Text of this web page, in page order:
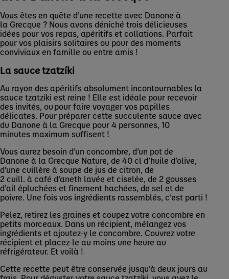
Vous êtes en quête d’une recette avec Danone à
la Grecque ? Nous avons déniché trois délicieuses
idées pour vos repas, apéritifs et collations. Parfait
pour vos plaisirs solitaires ou pour des moments
conviviaux en famille ou entre amis !
La sauce tzatzíki
Au rayon des apéritifs absolument incontournables la
sauce tzatzíki est reine ! Elle est idéale pour recevoir
des invités, ou pour faire voyager vos papilles
délicates. Pour préparer cette succulente sauce avec
du Danone à la Grecque pour 4 personnes, 10
minutes maximum suffisent !
Vous aurez besoin d’un concombre, d’un pot de
Danone à la Grecque Nature, de 40 cl d’huile d’olive,
d’une cuillère à soupe de jus de citron, de
2 cuill. à café d’aneth lavée et ciselée, de 2 gousses
d’ail épluchées et finement hachées, de sel et de
poivre. Une fois vos ingrédients rassemblés, c’est parti !
Pelez, retirez les graines et coupez votre concombre en
petits morceaux. Dans un récipient, mélangez vos
ingrédients et ajoutez-y le concombre. Couvrez votre
récipient et placez-le au moins une heure au
réfrigérateur. Et voilà !
Cette recette peut être conservée jusqu’à deux jours au